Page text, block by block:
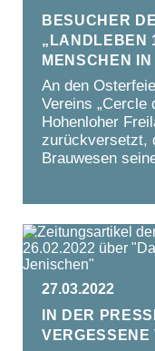
Besucher
„Landleben
Menschen
An den
Vereins „Cercle
Hohenloher
zurückversetzt,
Brauwesen
27.03.2022
In der
vergessene